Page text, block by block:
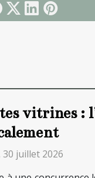
vitrines :
30 juillet 2026